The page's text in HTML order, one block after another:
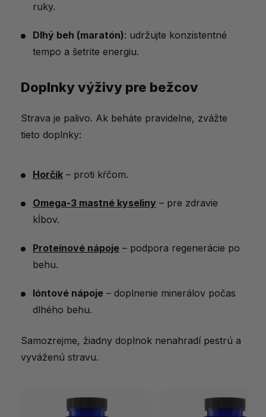
ruky.
Dlhý beh (maratón): udržujte konzistentné
tempo a šetrite energiu.
Doplnky výživy pre bežcov
Strava je palivo. Ak beháte pravidelne, zvážte
tieto doplnky:
Horčík – proti kŕčom.
Omega-3 mastné kyseliny – pre zdravie
kĺbov.
Proteínové nápoje – podpora regenerácie po
behu.
Ióntové nápoje – doplnenie minerálov počas
dlhého behu.
Samozrejme, žiadny doplnok nenahradí pestrú a
vyváženú stravu.